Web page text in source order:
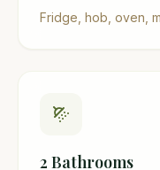
Fridge, hob, oven,
2 Bathrooms